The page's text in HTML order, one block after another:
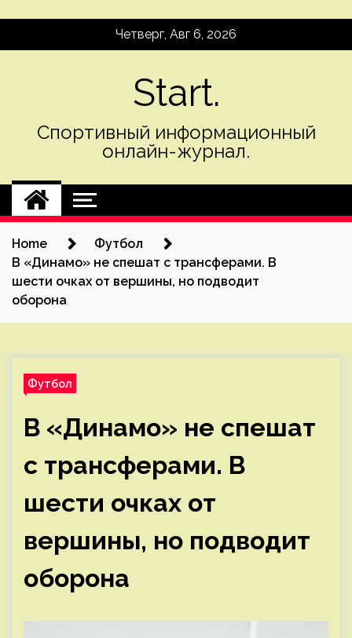
Четверг, Авг 6, 2026
Start.
Спортивный информационный
онлайн-журнал.
Home
Футбол
В «Динамо» не спешат с трансферами. В
шести очках от вершины, но подводит
оборона
Футбол
В «Динамо» не спешат
с трансферами. В
шести очках от
вершины, но подводит
оборона